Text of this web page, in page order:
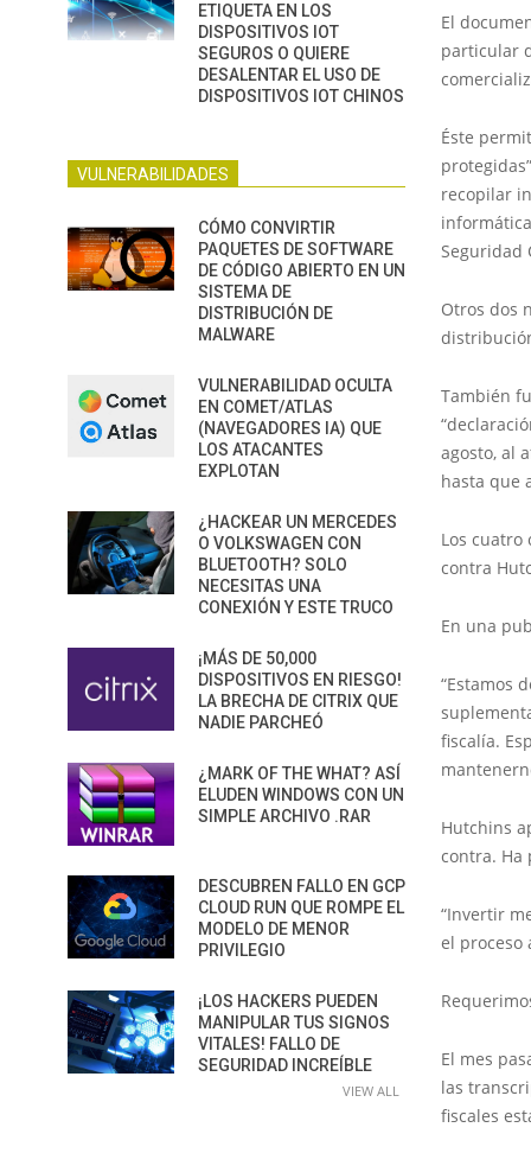
El
particular
Éste
recopilar
Seguridad
Otros dos
También
agosto, al
hasta que
Los cuatro
contra
En una
“Estamos
fiscalía.
Hutchins
contra. Ha
“Invertir
el proceso
El mes
las
fiscales
ETIQUETA EN LOS
DISPOSITIVOS IOT
SEGUROS O QUIERE
DESALENTAR EL USO DE
DISPOSITIVOS IOT CHINOS
VULNERABILIDADES
CÓMO CONVIRTIR
PAQUETES DE SOFTWARE
DE CÓDIGO ABIERTO EN UN
SISTEMA DE
DISTRIBUCIÓN DE
MALWARE
VULNERABILIDAD OCULTA
EN COMET/ATLAS
(NAVEGADORES IA) QUE
LOS ATACANTES
EXPLOTAN
¿HACKEAR UN MERCEDES
O VOLKSWAGEN CON
BLUETOOTH? SOLO
NECESITAS UNA
CONEXIÓN Y ESTE TRUCO
¡MÁS DE 50,000
DISPOSITIVOS EN RIESGO!
LA BRECHA DE CITRIX QUE
NADIE PARCHEÓ
¿MARK OF THE WHAT? ASÍ
ELUDEN WINDOWS CON UN
SIMPLE ARCHIVO .RAR
DESCUBREN FALLO EN GCP
CLOUD RUN QUE ROMPE EL
MODELO DE MENOR
PRIVILEGIO
¡LOS HACKERS PUEDEN
MANIPULAR TUS SIGNOS
VITALES! FALLO DE
SEGURIDAD INCREÍBLE
VIEW ALL